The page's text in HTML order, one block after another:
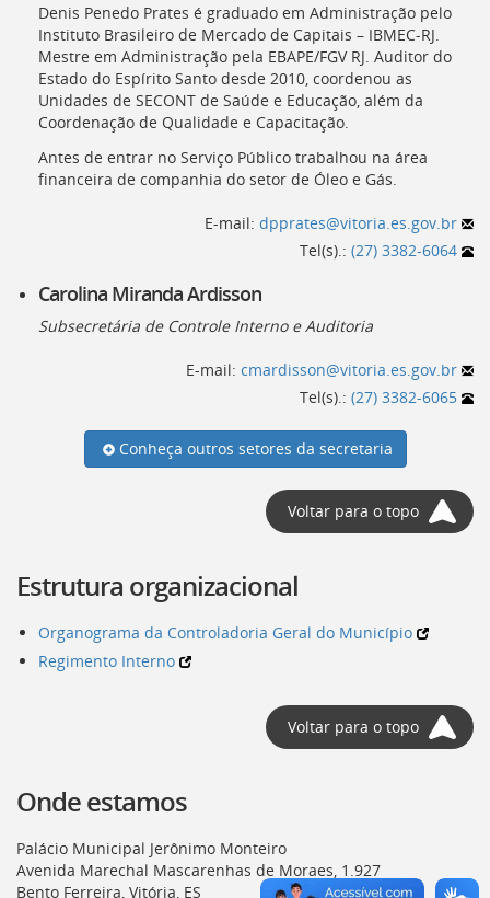
[]
Ir
para
a
lista
de
[]
Ir
legislação
[]
desta
[]
para
o
deste
menu
[]
Denis Penedo Prates é graduado em Administração pelo
Instituto Brasileiro de Mercado de Capitais – IBMEC-RJ.
Mestre em Administração pela EBAPE/FGV RJ. Auditor do
Estado do Espírito Santo desde 2010, coordenou as
Unidades de SECONT de Saúde e Educação, além da
Coordenação de Qualidade e Capacitação.
Antes de entrar no Serviço Público trabalhou na área
financeira de companhia do setor de Óleo e Gás.
E-mail: dpprates@vitoria.es.gov.br
Tel(s).: (27) 3382-6064
Carolina Miranda Ardisson
Subsecretária de Controle Interno e Auditoria
E-mail: cmardisson@vitoria.es.gov.br
Tel(s).: (27) 3382-6065
Conheça outros setores da secretaria
Voltar para o topo
Estrutura organizacional
Organograma da Controladoria Geral do Município
Regimento Interno
Voltar para o topo
Onde estamos
Palácio Municipal Jerônimo Monteiro
Avenida Marechal Mascarenhas de Moraes, 1.927
Bento Ferreira, Vitória, ES